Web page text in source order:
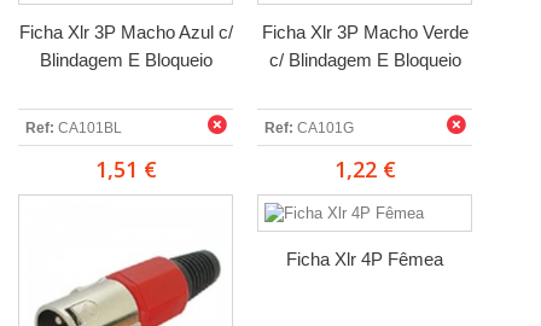
Ficha Xlr 3P Macho Azul c/
Blindagem E Bloqueio
Ref: CA101BL
1,51 €
Ficha Xlr 3P Macho Verde
c/ Blindagem E Bloqueio
Ref: CA101G
1,22 €
Ficha Xlr 4P Fêmea